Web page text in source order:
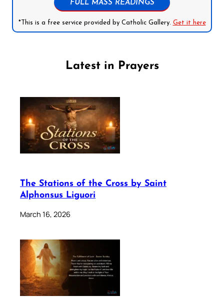
FULL MASS READINGS
*This is a free service provided by Catholic Gallery. Get it here
Latest in Prayers
The Stations of the Cross by Saint
Alphonsus Liguori
March 16, 2026